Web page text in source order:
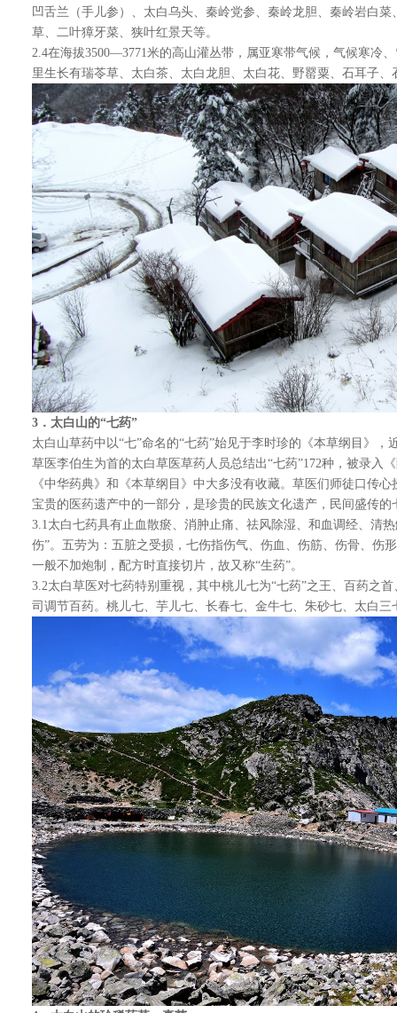
凹舌兰（手儿参）、太白乌头、秦岭党参、秦岭龙胆、秦岭岩白
草、二叶獐牙菜、狭叶红景天等。
2.4在海拔3500—3771米的高山灌丛带，属亚寒带气候，气候寒冷
里生长有瑞苓草、太白茶、太白龙胆、太白花、野罂粟、石耳子
3 ．太白山的“七药”
太白山草药中以“七”命名的“七药”始见于李时珍的《本草纲目》
草医李伯生为首的太白草医草药人员总结出“七药”172种，被录入
《中华药典》和《本草纲目》中大多没有收藏。草医们师徒口传
宝贵的医药遗产中的一部分，是珍贵的民族文化遗产，民间盛传的
3.1太白七药具有止血散瘀、消肿止痛、祛风除湿、和血调经、清
伤”。五劳为：五脏之受损，七伤指伤气、伤血、伤筋、伤骨、伤
一般不加炮制，配方时直接切片，故又称“生药”。
3.2太白草医对七药特别重视，其中桃儿七为“七药”之王、百药之
司调节百药。桃儿七、芋儿七、长春七、金牛七、朱砂七、太白